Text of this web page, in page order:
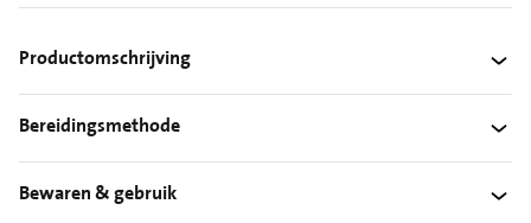
Productomschrijving
Bereidingsmethode
Bewaren & gebruik